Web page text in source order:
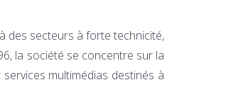
des secteurs à forte technicité,
la société se concentre sur la
multimédias destinés à